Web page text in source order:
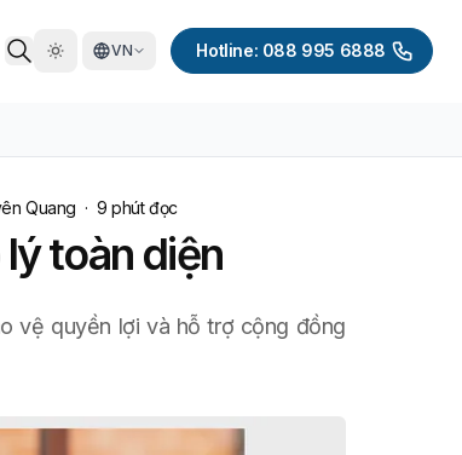
VN Hotline: 088 995 6888
Quang ·9 phút đọc
toàn diện
vệ quyền lợi và hỗ trợ cộng đồng